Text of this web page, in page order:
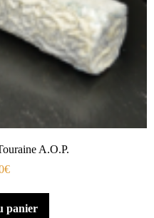
A.O.P.
€
panier